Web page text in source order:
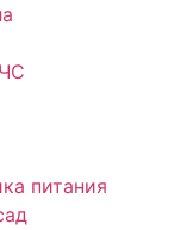
питания